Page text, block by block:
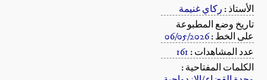
الأستاذ : ركاي غنيمة
تاريخ وضع المطبوعة
على الخط :06/05/2026
عدد المشاهدات : 161
الكلمات المفتاحية :